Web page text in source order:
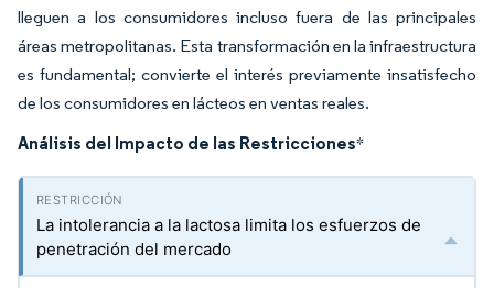
lleguen a los consumidores incluso fuera de las principales
áreas metropolitanas. Esta transformación en la infraestructura
es fundamental; convierte el interés previamente insatisfecho
de los consumidores en lácteos en ventas reales.
Análisis del Impacto de las Restricciones*
La intolerancia a la lactosa limita los esfuerzos de
penetración del mercado